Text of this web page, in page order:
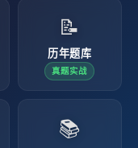
📝
历年题库
真题实战
📚